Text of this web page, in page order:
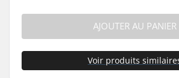
AJOUTER AU PANIER
Voir produits